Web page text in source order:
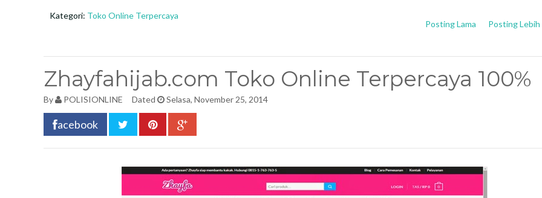
Kategori: Toko Online Terpercaya
Posting Lebih
Posting Lama
Zhayfahijab.com Toko Online Terpercaya 100%
By POLISIONLINE Dated Selasa, November 25, 2014
acebook